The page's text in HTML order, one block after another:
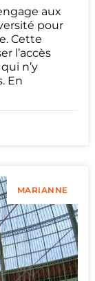
aux
pour
Cette
l’accès
n’y
En
MARIANNE